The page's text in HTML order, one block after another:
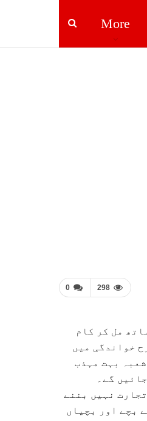
More
0 298
مل کر کام
خواندگی میں
بہت مہذب
گے۔
نہیں بننے
بچے اور بچیاں